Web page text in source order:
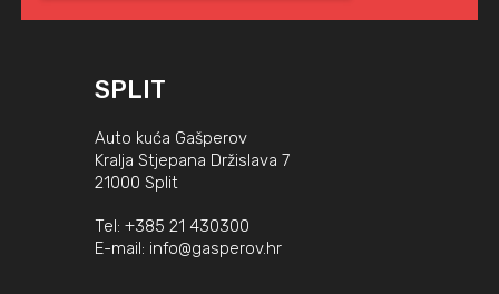
SPLIT
Auto kuća Gašperov
Kralja Stjepana Držislava 7
21000 Split
Tel: +385 21 430300
E-mail: info@gasperov.hr